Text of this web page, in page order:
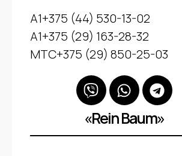
А1+375 (44) 530-13-02
А1+375 (29) 163-28-32
МТС+375 (29) 850-25-03
«Rein Baum»